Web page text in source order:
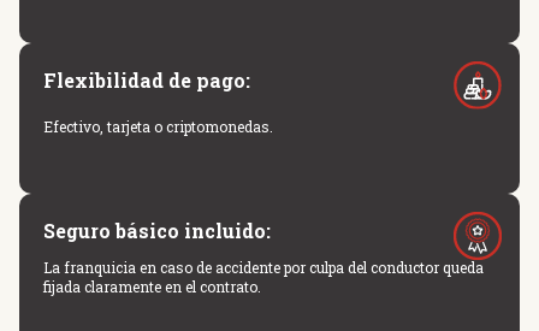
Flexibilidad de pago:
Efectivo, tarjeta o criptomonedas.
Seguro básico incluido:
La franquicia en caso de accidente por culpa del conductor queda
fijada claramente en el contrato.